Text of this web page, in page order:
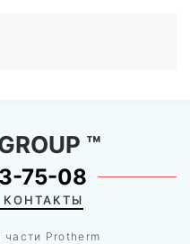
Protherm
™
75-08